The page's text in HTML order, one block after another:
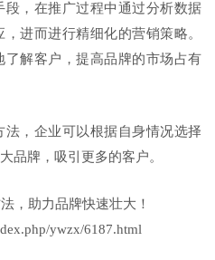
，在推广过程中通过分析数据
进而进行精细化的营销策略。
解客户，提高品牌的市场占有
，企业可以根据自身情况选择
品牌，吸引更多的客户。
，助力品牌快速壮大！
ywzx/6187.html